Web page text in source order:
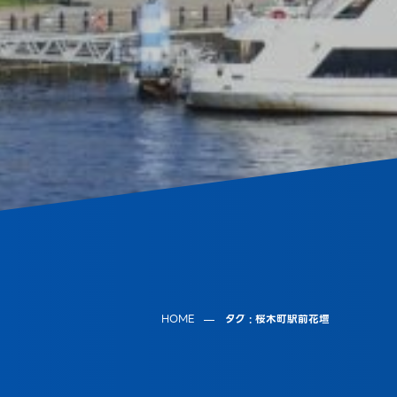
HOME タグ : 桜木町駅前花壇